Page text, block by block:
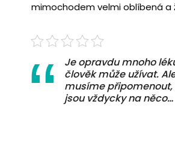
mimochodem velmi oblíbená a
Je opravdu mnoho
člověk může užívat.
musíme připomenout,
jsou vždycky na něco…